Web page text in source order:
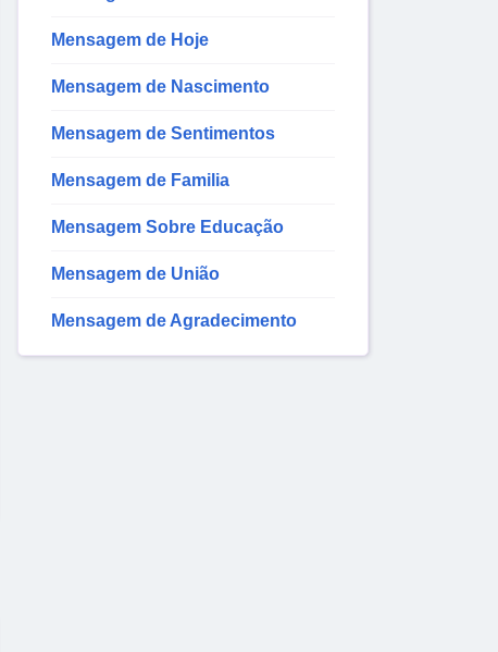
Mensagem de Hoje
Mensagem de Nascimento
Mensagem de Sentimentos
Mensagem de Familia
Mensagem Sobre Educação
Mensagem de União
Mensagem de Agradecimento